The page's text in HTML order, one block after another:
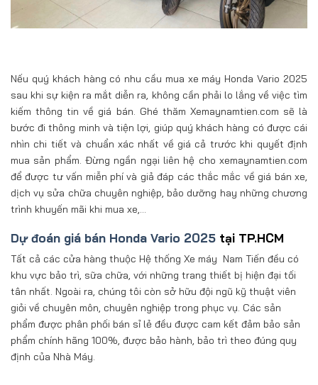
Nếu quý khách hàng có nhu cầu mua xe máy Honda Vario 2025
sau khi sự kiện ra mắt diễn ra, không cần phải lo lắng về việc tìm
kiếm thông tin về giá bán. Ghé thăm Xemaynamtien.com sẽ là
bước đi thông minh và tiện lợi, giúp quý khách hàng có được cái
nhìn chi tiết và chuẩn xác nhất về giá cả trước khi quyết định
mua sản phẩm. Đừng ngần ngại liên hệ cho xemaynamtien.com
để được tư vấn miễn phí và giả đáp các thắc mắc về giá bán xe,
dịch vụ sửa chữa chuyên nghiệp, bảo dưỡng hay những chương
trình khuyến mãi khi mua xe,…
Dự đoán giá bán Honda Vario 2025 tại TP.HCM
Tất cả các cửa hàng thuộc Hệ thống Xe máy Nam Tiến đều có
khu vực bảo trì, sữa chữa, với những trang thiết bị hiện đại tối
tân nhất. Ngoài ra, chúng tôi còn sở hữu đội ngũ kỹ thuật viên
giỏi về chuyên môn, chuyên nghiệp trong phục vụ. Các sản
phẩm được phân phối bán sỉ lẻ đều được cam kết đảm bảo sản
phẩm chính hãng 100%, được bảo hành, bảo trì theo đúng quy
định của Nhà Máy.